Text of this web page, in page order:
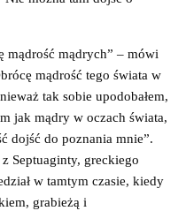
mądrość mądrych” – mówi
mądrość tego świata w
tak sobie upodobałem,
jak mądry w oczach świata,
dojść do poznania mnie”.
Septuaginty, greckiego
w tamtym czasie, kiedy
grabieżą i